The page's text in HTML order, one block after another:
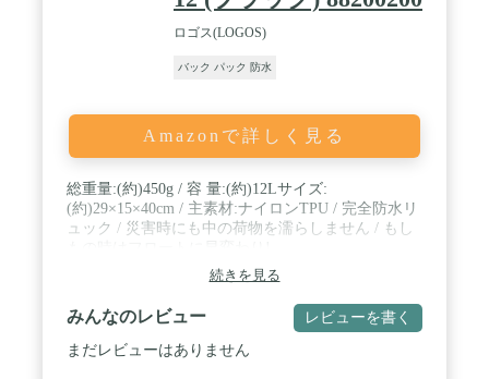
ロゴス(LOGOS)
バック パック 防水
Amazonで詳しく見る
総重量:(約)450g / 容 量:(約)12Lサイズ:
(約)29×15×40cm / 主素材:ナイロンTPU / 完全防水リ
ュック / 災害時にも中の荷物を濡らしません / もし
続きを見る
みんなのレビュー レビューを書く
まだレビューはありません